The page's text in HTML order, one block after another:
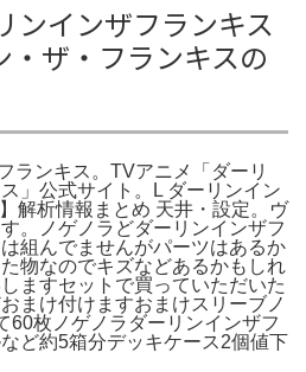
ンインザフランキス
・ザ・フランキスの
ランキス。TVアニメ「ダーリ
」公式サイト。L ダーリンイン
解析情報まとめ 天井・設定。ヴ
。ノゲノラどダーリンインザフ
組んでませんがパーツはあるか
物なのでキズなどあるかもしれ
ますセットで買っていただいた
まけ付けますおまけスリーブノ
60枚ノゲノラダーリンインザフ
ど約5箱分デッキケース2個値下